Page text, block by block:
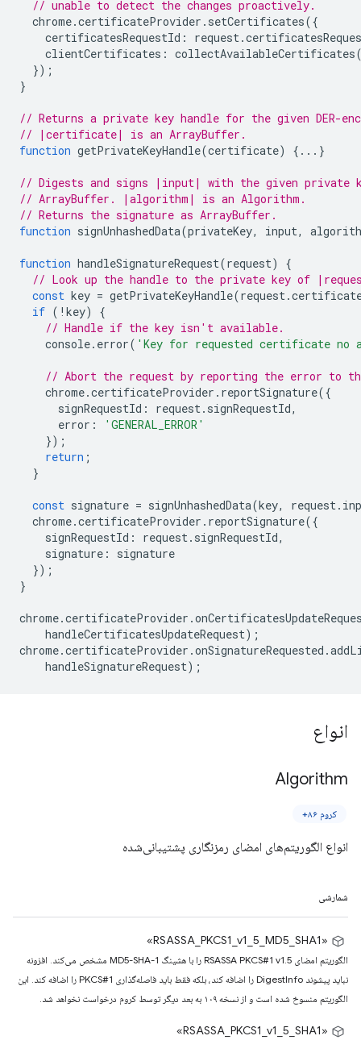
// unable to detect the changes proactively.
chrome.certificateProvider . setCertificates({
certificatesRequestId : request.
clientCertificates : collectAvailableCertificates
});
}
// Returns a private key handle for the given DER-
// |certificate| is an ArrayBuffer.
function getPrivateKeyHandle(certificate) {...}
// Digests and signs |input| with the given
// ArrayBuffer. |algorithm| is an Algorithm.
// Returns the signature as ArrayBuffer.
function signUnhashedData(privateKey, input,
function handleSignatureRequest(request)
{
// Look up the handle to the private key of
const key = getPrivateKeyHandle(request.
if ( ! key)
{
// Handle if the key isn't available.
console. error( 'Key for requested certificate no
// Abort the request by reporting the error to
chrome.certificateProvider . reportSignature({
signRequestId : request. signRequestId,
error :
'GENERAL_ERROR'
});
return ;
}
const signature = signUnhashedData(key, request.
chrome.certificateProvider . reportSignature({
signRequestId : request. signRequestId,
signature :
signature
});
}
chrome.certificateProvider .
handleCertificatesUpdateRequest);
chrome.certificateProvider .onSignatureRequested .
handleSignatureRequest);
انواع
Algorithm
کروم ۸۶+
انواع الگوریتم‌های امضای رمزنگاری پشتیبانی‌شده
شمارشی
«RSASSA_PKCS1_v1_5_MD5_SHA1»
الگوریتم امضای RSASSA PKCS#1 v1.5 را با هشینگ MD5-SHA-1 مشخص می‌کند. افزونه
نباید پیشوند DigestInfo را اضافه کند، بلکه فقط باید فاصله‌گذاری PKCS#1 را اضافه کند. این
الگوریتم منسوخ شده است و از نسخه ۱۰۹ به بعد دیگر توسط کروم درخواست نخواهد شد.
«RSASSA_PKCS1_v1_5_SHA1»